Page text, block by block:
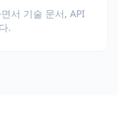
서 기술 문서, API
.